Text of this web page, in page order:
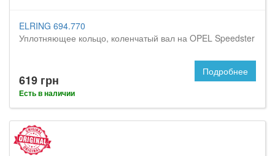
ELRING 694.770
Уплотняющее кольцо, коленчатый вал на OPEL Speedster
619 грн
Есть в наличии
Подробнее